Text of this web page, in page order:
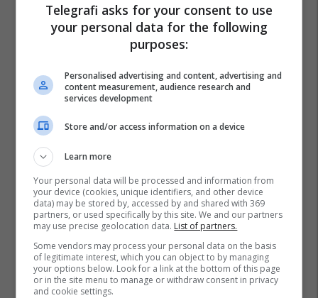
Kosova Makers League
Telegrafi asks for your consent to use
your personal data for the following
purposes:
Personalised advertising and content, advertising and
content measurement, audience research and
services development
Store and/or access information on a device
Learn more
Your personal data will be processed and information from
your device (cookies, unique identifiers, and other device
data) may be stored by, accessed by and shared with 369
partners, or used specifically by this site. We and our partners
may use precise geolocation data. List of partners.
Some vendors may process your personal data on the basis
of legitimate interest, which you can object to by managing
your options below. Look for a link at the bottom of this page
or in the site menu to manage or withdraw consent in privacy
and cookie settings.